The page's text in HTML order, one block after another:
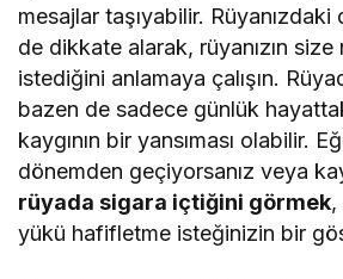
mesajlar taşıyabilir.
de dikkate alarak, rüyanızın
istediğini anlamaya çalışın.
bazen de sadece günlük
kaygının bir yansıması olabilir.
dönemden geçiyorsanız veya
rüyada sigara içtiğini görmek,
yükü hafifletme isteğinizin bir